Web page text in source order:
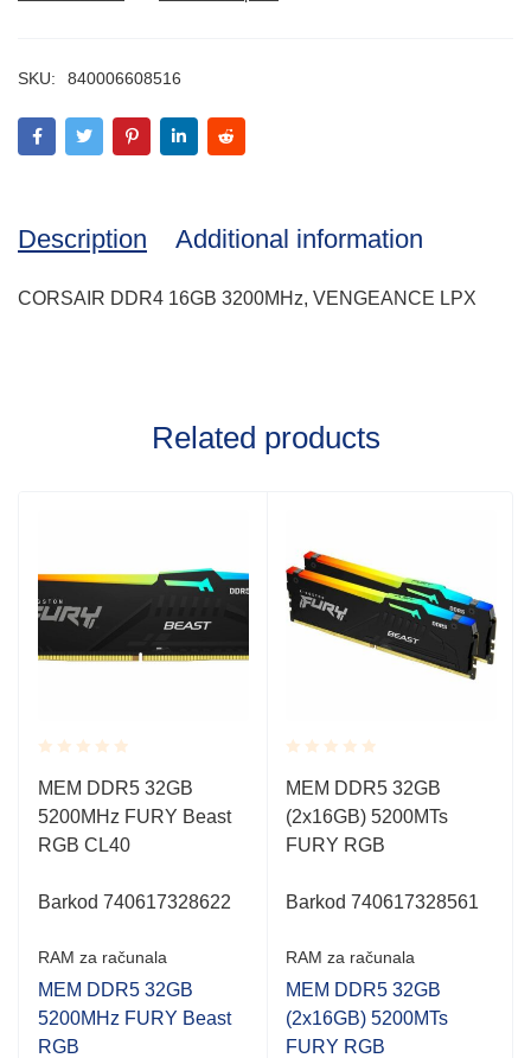
SKU: 840006608516
Description Additional information
CORSAIR DDR4 16GB 3200MHz, VENGEANCE LPX
Related products
Rated
0.001
out
of
5
MEM DDR5 32GB
5200MHz FURY Beast
RGB CL40
Barkod 740617328622
RAM za računala
MEM DDR5 32GB
5200MHz FURY Beast
RGB
Rated
0.001
out
of
5
MEM DDR5 32GB
(2x16GB) 5200MTs
FURY RGB
Barkod 740617328561
RAM za računala
MEM DDR5 32GB
(2x16GB) 5200MTs
FURY RGB